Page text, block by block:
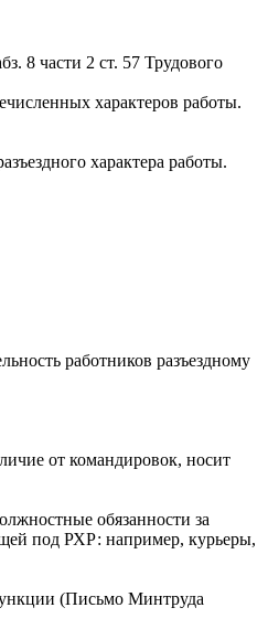
8 части 2 ст. 57 Трудового
характеров работы.
характера работы.
работников разъездному
от командировок, носит
обязанности за
под РХР: например, курьеры,
(Письмо Минтруда